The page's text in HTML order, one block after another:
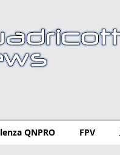
QNPRO FPV